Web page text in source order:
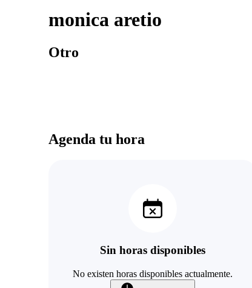
monica aretio
Otro
Agenda tu hora
Sin horas disponibles
No existen horas disponibles actualmente.